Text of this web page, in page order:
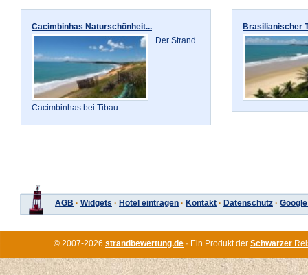
Cacimbinhas Naturschönheit...
Der Strand
Cacimbinhas bei Tibau...
Brasilianischer
AGB · Widgets · Hotel eintragen · Kontakt · Datenschutz ·
© 2007-2026 strandbewertung.de · Ein Produkt der Schwarzer